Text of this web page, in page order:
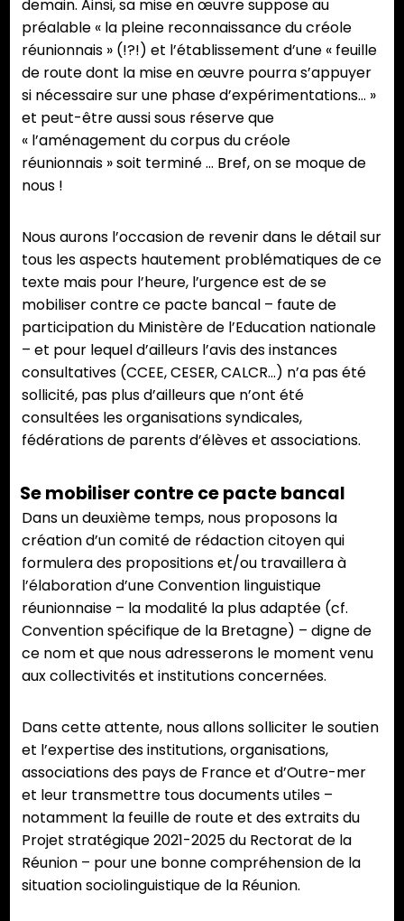
demain. Ainsi, sa mise en œuvre suppose au
préalable « la pleine reconnaissance du créole
réunionnais » (!?!) et l’établissement d’une « feuille
de route dont la mise en œuvre pourra s’appuyer
si nécessaire sur une phase d’expérimentations… »
et peut-être aussi sous réserve que
« l’aménagement du corpus du créole
réunionnais » soit terminé … Bref, on se moque de
nous !
Nous aurons l’occasion de revenir dans le détail sur
tous les aspects hautement problématiques de ce
texte mais pour l’heure, l’urgence est de se
mobiliser contre ce pacte bancal – faute de
participation du Ministère de l’Education nationale
– et pour lequel d’ailleurs l’avis des instances
consultatives (CCEE, CESER, CALCR…) n’a pas été
sollicité, pas plus d’ailleurs que n’ont été
consultées les organisations syndicales,
fédérations de parents d’élèves et associations.
Se mobiliser contre ce pacte bancal
Dans un deuxième temps, nous proposons la
création d’un comité de rédaction citoyen qui
formulera des propositions et/ou travaillera à
l’élaboration d’une Convention linguistique
réunionnaise – la modalité la plus adaptée (cf.
Convention spécifique de la Bretagne) – digne de
ce nom et que nous adresserons le moment venu
aux collectivités et institutions concernées.
Dans cette attente, nous allons solliciter le soutien
et l’expertise des institutions, organisations,
associations des pays de France et d’Outre-mer
et leur transmettre tous documents utiles –
notamment la feuille de route et des extraits du
Projet stratégique 2021-2025 du Rectorat de la
Réunion – pour une bonne compréhension de la
situation sociolinguistique de la Réunion.